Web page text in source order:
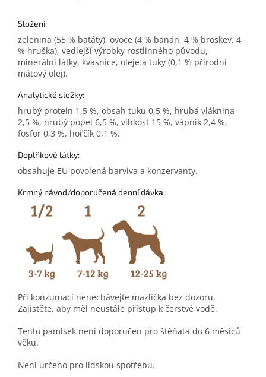
Složení:
zelenina (55 % batáty), ovoce (4 % banán, 4 % broskev, 4
% hruška), vedlejší výrobky rostlinného původu,
minerální látky, kvasnice, oleje a tuky (0,1 % přírodní
mátový olej).
Analytické složky:
hrubý protein 1,5 %, obsah tuku 0,5 %, hrubá vláknina
2,5 %, hrubý popel 6,5 %, vlhkost 15 %, vápník 2,4 %,
fosfor 0,3 %, hořčík 0,1 %.
Doplňkové látky:
obsahuje EU povolená barviva a konzervanty.
Krmný návod/doporučená denní dávka:
Při konzumaci nenechávejte mazlíčka bez dozoru.
Zajistěte, aby měl neustále přístup k čerstvé vodě.
Tento pamlsek není doporučen pro štěňata do 6 měsíců
věku.
Není určeno pro lidskou spotřebu.